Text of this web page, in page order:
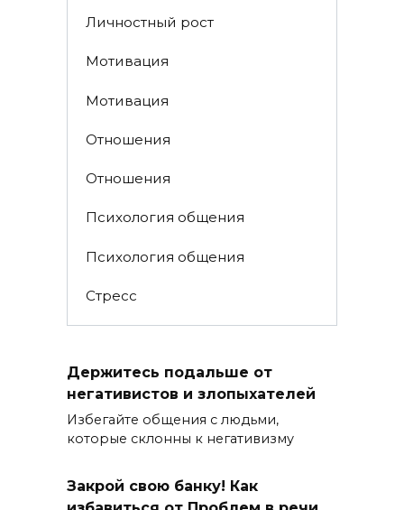
Личностный рост
Мотивация
Мотивация
Отношения
Отношения
Психология общения
Психология общения
Стресс
Держитесь подальше от
негативистов и злопыхателей
Избегайте общения с людьми,
которые склонны к негативизму
Закрой свою банку! Как